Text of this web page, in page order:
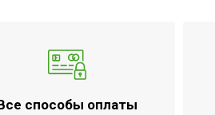
4.46
до 65
1
способы оплаты